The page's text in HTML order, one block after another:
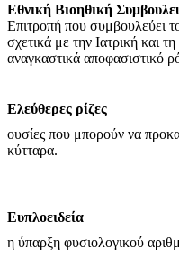
Εθνική Βιοηθική
Επιτροπή που συμβουλεύει
σχετικά με την Ιατρική και
αναγκαστικά αποφασιστικό
Ελεύθερες ρίζες
ουσίες που μπορούν να
κύτταρα.
Ευπλοειδεία
η ύπαρξη φυσιολογικού